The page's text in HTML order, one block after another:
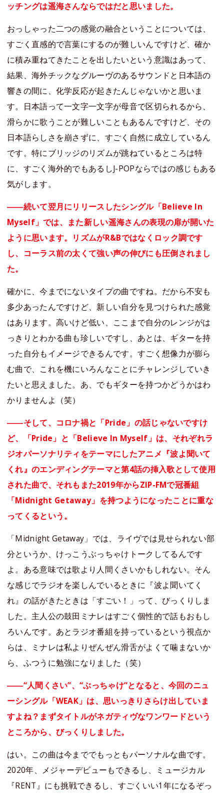
ッチングは遥海さんならではだと思いました。
おっしゃった二つの感覚の融合ということについては、
すごく直感的で言葉にするのが難しいんですけど、確か
に積み重ねてきたことを出したいという意識はあって、
結果、海外チックなグルーヴのあるサウンドと日本語の
響きの間に、化学反応が起きたんじゃないかと思いま
す。日本語って一文字一文字が母音で区切られるから、
滑らかに歌うことが難しいこともあるんですけど、その
日本語らしさを崩さずに、すごく自然に成立しているん
です。特にブリッジのリズムが跳ねているところは特
に、すごく海外的でもあるしJ-POPならではの感じもある
気がします。
――続いて翌月にリリースしたシングル「Believe In
Myself」では、また新しい遥海さんの表現の扉が開いた
ように思います。リズムがR&Bではなくロック調です
し、コーラス前の太くて強い声の伸びにも圧倒されまし
た。
確かに、今までにないタイプの曲ですね。だから不安も
多少あったんですけど、新しい自分を見つけられた感覚
はあります。高いけど低い、ここまで自分のレンジがは
っきりとわかる曲も珍しいですし、あとは、ギターを持
った自分もイメージできるんです。すごく想像力が膨ら
む曲で、これを機にいろんなことにチャレンジしていき
たいと思えました。あ、でもギターを持つかどうかはわ
かりませんよ（笑）
――そして、コロナ禍と「Pride」の話じゃないですけ
ど、「Pride」と「Believe In Myself」は、それぞれラ
ジオパーソナリティをテーマにしたアニメ『波よ聞いて
くれ』のエンディングテーマと第4話の挿入歌として使用
された曲で、それもまた2019年からZIP-FMで冠番組
「Midnight Getaway」を持つようになったことに重な
ってくるという。
「Midnight Getaway」では、ライヴでは見せられない部
分というか、けっこうぶっちゃけトークしてるんです
よ。ある意味では歌より人間くさいかもしれない。そん
な感じでラジオを楽しんでいるときに『波よ聞いてく
れ』の話がきたときは「すごい！」って、びっくりしま
した。主人公の鼓田ミナレはすごく個性的で話もおもし
ろいんです。あとラジオ番組を持っているという視点か
らは、ミナレは私よりぜんぜん滑舌がよくて噛まないか
ら、ふつうに勉強になりました（笑）
――“人間くさい”、“ぶっちゃけ”となると、今回のニュ
ーシングル「WEAK」は、思いっきりさらけ出していま
すよね？まずタイトルがネガティヴなワンワードという
ところから、びっくりしました。
はい。この曲は今まででもっともパーソナルな曲です。
2020年、メジャーデビューもできるし、ミュージカル
『RENT』にも挑戦できるし、すごくいい1年になるぞっ